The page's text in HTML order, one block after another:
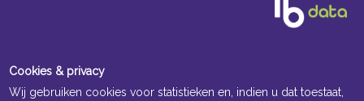
Cookies & privacy
Wij gebruiken cookies voor statistieken en, indien u dat toestaat,